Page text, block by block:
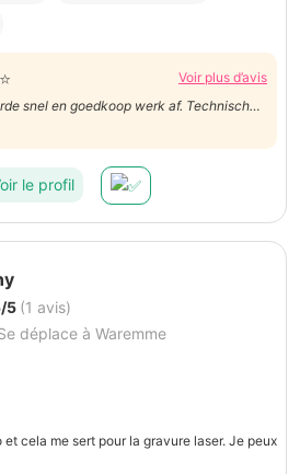
Voir plus d’avis
snel en goedkoop werk af. Technisch
flyer niet echt ons ding maar dat kan
communicatie waardoor onze vraag
een aanrader
le profil
5 (1 avis)
déplace à Waremme
cela me sert pour la gravure laser. Je peux